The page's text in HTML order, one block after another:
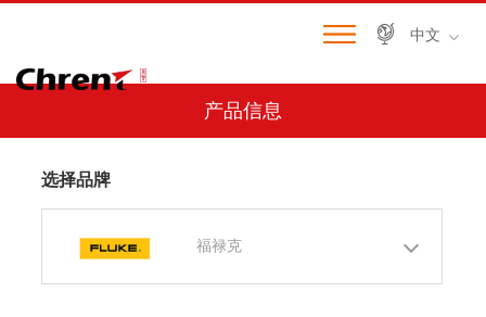
中文
产品信息
选择品牌
福禄克